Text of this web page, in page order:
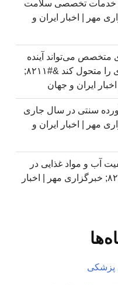
خدمات تخصصی سلامت
مهر | اخبار ایران و
متخصص می‌تواند آینده
صنعت داروسازی را متحول کند &#۸۲۱۱;
ایران و جهان
۱۰۰ فرآورده سنتی در سال جاری
مهر | اخبار ایران و
آب و مواد غذایی در
استان یزد &#۸۲۱۱; خبرگزاری مهر | اخبار